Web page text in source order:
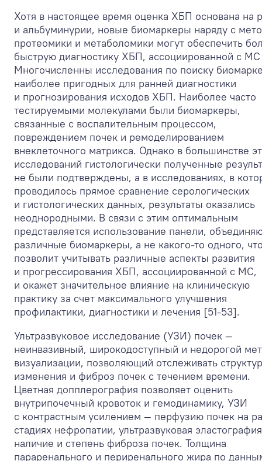
Хотя в настоящее время оценка ХБП основана на
и альбуминурии, новые биомаркеры наряду с
протеомики и метаболомики могут обеспечить
быструю диагностику ХБП, ассоциированной с
Многочисленны исследования по поиску
наиболее пригодных для ранней диагностики
и прогнозирования исходов ХБП. Наиболее часто
тестируемыми молекулами были биомаркеры,
связанные с воспалительным процессом,
повреждением почек и ремоделированием
внеклеточного матрикса. Однако в большинстве
исследований гистологически полученные
не были подтверждены, а в исследованиях, в
проводилось прямое сравнение серологических
и гистологических данных, результаты оказались
неоднородными. В связи с этим оптимальным
представляется использование панели,
различные биомаркеры, а не какого-то одного,
позволит учитывать различные аспекты развития
и прогрессирования ХБП, ассоциированной с МС,
и окажет значительное влияние на клиническую
практику за счет максимального улучшения
профилактики, диагностики и лечения [51-53].
Ультразвуковое исследование (УЗИ) почек —
неинвазивный, широкодоступный и недорогой
визуализации, позволяющий отслеживать
изменения и фиброз почек с течением времени.
Цветная допплерография позволяет оценить
внутрипочечный кровоток и гемодинамику, УЗИ
с контрастным усилением — перфузию почек на
стадиях нефропатии, ультразвуковая
наличие и степень фиброза почек. Толщина
параренального и периренального жира по